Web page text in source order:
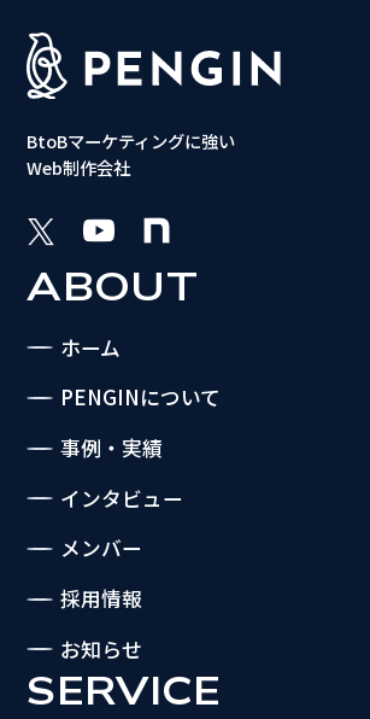
BtoBマーケティングに強い
Web制作会社
ABOUT
ホーム
PENGINについて
事例・実績
インタビュー
メンバー
採用情報
お知らせ
SERVICE